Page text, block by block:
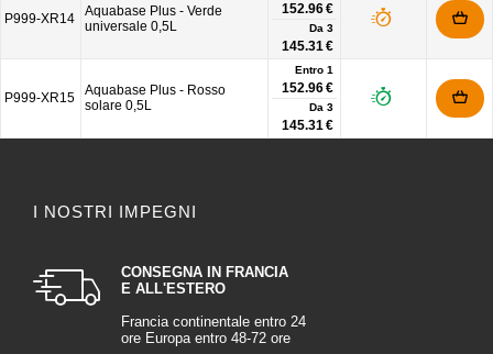
P999-XR14
Aquabase Plus - Verde
universale 0,5L
152.96 €
Da 3
145.31 €
P999-XR15
Aquabase Plus - Rosso
solare 0,5L
Entro 1
152.96 €
Da 3
145.31 €
I NOSTRI IMPEGNI
CONSEGNA IN FRANCIA
E ALL'ESTERO
Francia continentale entro 24
ore Europa entro 48-72 ore